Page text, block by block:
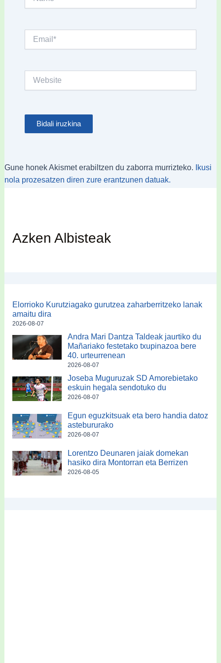
Gune honek Akismet erabiltzen du zaborra murrizteko.
Ikusi
nola prozesatzen diren zure erantzunen datuak.
Azken Albisteak
Elorrioko Kurutziagako gurutzea zaharberritzeko lanak
amaitu dira
2026-08-07
Andra Mari Dantza Taldeak jaurtiko du
Mañariako festetako txupinazoa bere
40. urteurrenean
2026-08-07
Joseba Muguruzak SD Amorebietako
eskuin hegala sendotuko du
2026-08-07
Egun eguzkitsuak eta bero handia datoz
astebururako
2026-08-07
Lorentzo Deunaren jaiak domekan
hasiko dira Montorran eta Berrizen
2026-08-05